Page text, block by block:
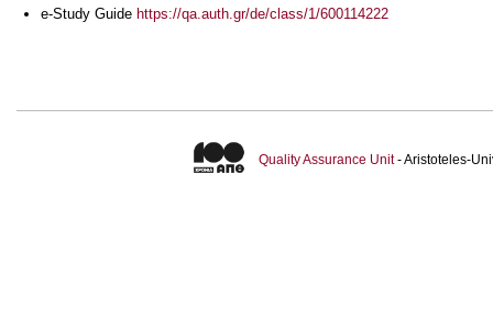
e-Study Guide https://qa.auth.gr/de/class/1/600114222
Quality Assurance Unit- Aristoteles-